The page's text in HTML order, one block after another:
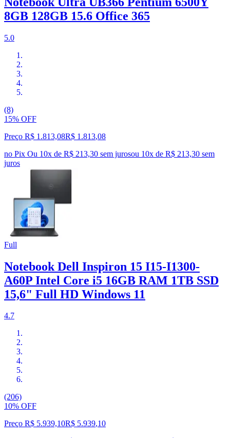
8GB 128GB 15.6 Office 365
5.0
(8)
15% OFF
Preço R$ 1.813,08R$ 1.813,08
no Pix Ou 10x de R$ 213,30 sem jurosou 10x de R$ 213,30 sem
juros
Full
Notebook Dell Inspiron 15 I15-I1300-
A60P Intel Core i5 16GB RAM 1TB SSD
15,6" Full HD Windows 11
4.7
(206)
10% OFF
Preço R$ 5.939,10R$ 5.939,10